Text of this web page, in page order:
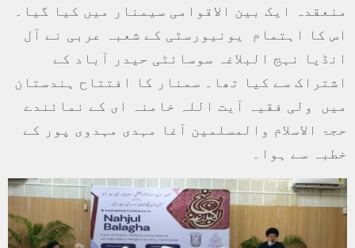
منعقدہ ایک بین الاقوامی سیمنار میں کیا گیا۔
اس کا اہتمام یونیورسٹی کے شعبہ عربی نے آل
انڈیا نہج البلاغہ سوسائٹی حیدر آباد کے
اشتراک سے کیا تھا۔ سمنار کا افتتاح ہندستان
میں ولی فقیہ آیت اللہ خامنہ ای کے نمائندے
حجۃ الاسلام والمسلمین آغا مہدی مہدوی پور کے
خطبہ سے ہوا۔